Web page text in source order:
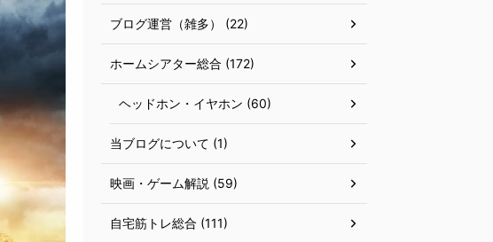
ブログ運営（雑多） (22)
ホームシアター総合 (172)
ヘッドホン・イヤホン (60)
当ブログについて (1)
映画・ゲーム解説 (59)
自宅筋トレ総合 (111)